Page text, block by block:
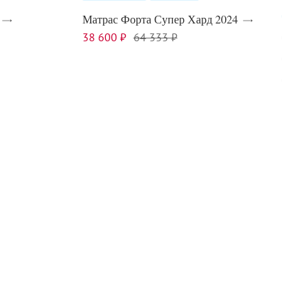
Матрас Форта Супер Хард 2024
38 600 ₽ 64 333 ₽